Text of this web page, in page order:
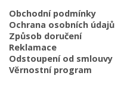
Obchodní podmínky
Ochrana osobních údajů
Způsob doručení
Reklamace
Odstoupení od smlouvy
Věrnostní program